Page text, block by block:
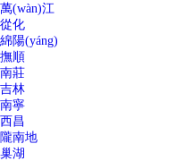
萬(wàn)江
從化
綿陽(yáng)
撫順
南莊
吉林
南寧
西昌
隴南地
巢湖